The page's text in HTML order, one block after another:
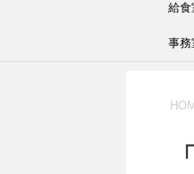
給食
事務